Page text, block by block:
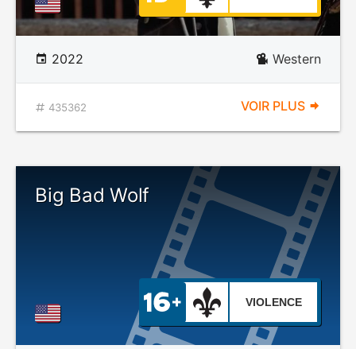
2022 Western
435362 VOIR PLUS
Big Bad Wolf
VIOLENCE